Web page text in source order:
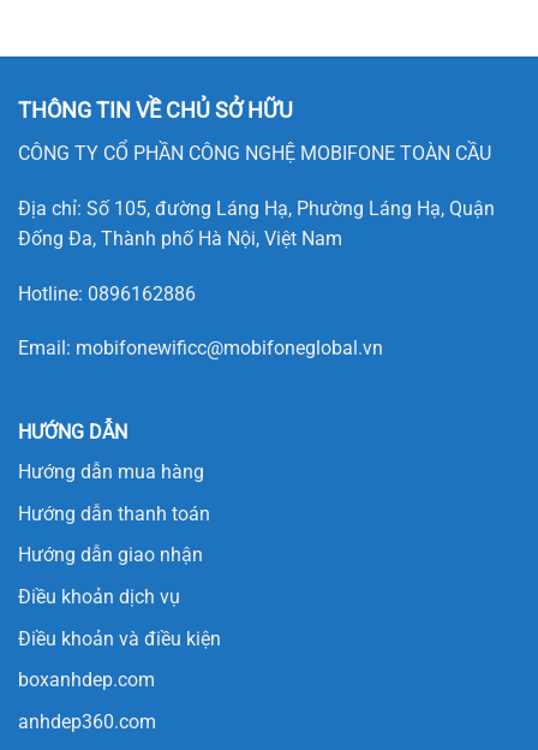
THÔNG TIN VỀ CHỦ SỞ HỮU
CÔNG TY CỔ PHẦN CÔNG NGHỆ MOBIFONE TOÀN CẦU
Địa chỉ: Số 105, đường Láng Hạ, Phường Láng Hạ, Quận
Đống Đa, Thành phố Hà Nội, Việt Nam
Hotline: 0896162886
Email: mobifonewificc@mobifoneglobal.vn
HƯỚNG DẪN
Hướng dẫn mua hàng
Hướng dẫn thanh toán
Hướng dẫn giao nhận
Điều khoản dịch vụ
Điều khoản và điều kiện
boxanhdep.com
anhdep360.com